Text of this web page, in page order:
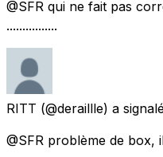
@SFR qui ne fait pas
................
RITT (@deraillle) a
@SFR problème de box,